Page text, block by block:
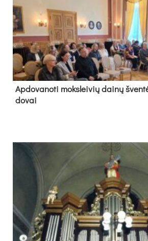
Ap­do­va­no­ti moks­lei­vių dai­nų
do­vai